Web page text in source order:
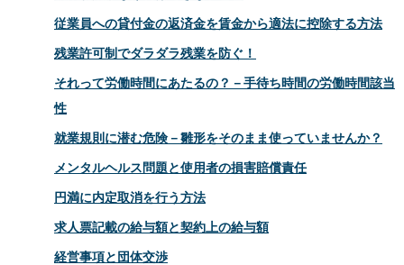
従業員への貸付金の返済金を賃金から適法に控除する方法
残業許可制でダラダラ残業を防ぐ！
それって労働時間にあたるの？－手待ち時間の労働時間該当
性
就業規則に潜む危険－雛形をそのまま使っていませんか？
メンタルヘルス問題と使用者の損害賠償責任
円満に内定取消を行う方法
求人票記載の給与額と契約上の給与額
経営事項と団体交渉